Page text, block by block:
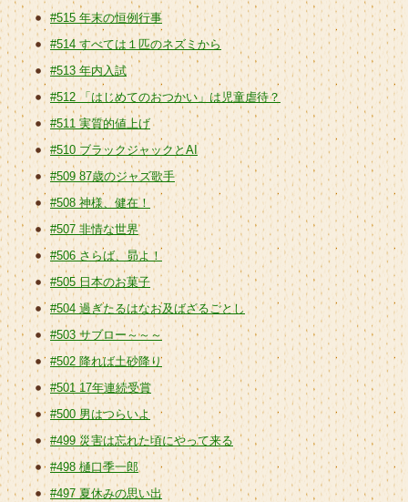
#515 年末の恒例行事
#514 すべては１匹のネズミから
#513 年内入試
#512 「はじめてのおつかい」は児童虐待？
#511 実質的値上げ
#510 ブラックジャックとAI
#509 87歳のジャズ歌手
#508 神様、健在！
#507 非情な世界
#506 さらば、昴よ！
#505 日本のお菓子
#504 過ぎたるはなお及ばざるごとし
#503 サブロー～～～
#502 降れば土砂降り
#501 17年連続受賞
#500 男はつらいよ
#499 災害は忘れた頃にやって来る
#498 樋口季一郎
#497 夏休みの思い出